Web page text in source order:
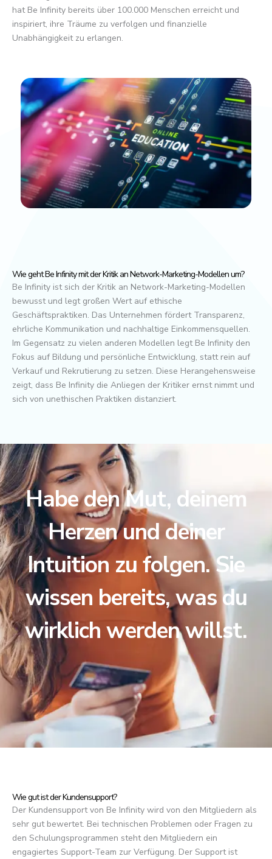
hat Be Infinity bereits über 100.000 Menschen erreicht und
inspiriert, ihre Träume zu verfolgen und finanzielle
Unabhängigkeit zu erlangen.
Wie geht Be Infinity mit der Kritik an Network-Marketing-Modellen um?
Be Infinity ist sich der Kritik an Network-Marketing-Modellen
bewusst und legt großen Wert auf ethische
Geschäftspraktiken. Das Unternehmen fördert Transparenz,
ehrliche Kommunikation und nachhaltige Einkommensquellen.
Im Gegensatz zu vielen anderen Modellen legt Be Infinity den
Fokus auf Bildung und persönliche Entwicklung, statt rein auf
Verkauf und Rekrutierung zu setzen. Diese Herangehensweise
zeigt, dass Be Infinity die Anliegen der Kritiker ernst nimmt und
sich von unethischen Praktiken distanziert.
Habe den Mut, deinem
Herzen und deiner
Intuition zu folgen. Sie
wissen bereits, was du
wirklich werden willst.
Wie gut ist der Kundensupport?
Der Kundensupport von Be Infinity wird von den Mitgliedern als
sehr gut bewertet. Bei technischen Problemen oder Fragen zu
den Schulungsprogrammen steht den Mitgliedern ein
engagiertes Support-Team zur Verfügung. Der Support ist